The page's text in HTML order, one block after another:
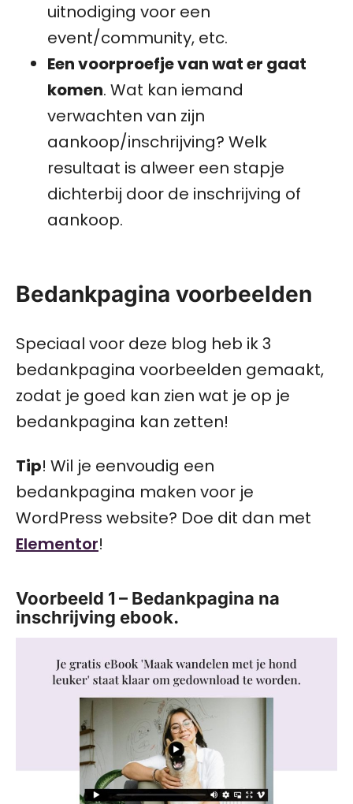
uitnodiging voor een
event/community, etc.
Een voorproefje van wat er gaat
komen. Wat kan iemand
verwachten van zijn
aankoop/inschrijving? Welk
resultaat is alweer een stapje
dichterbij door de inschrijving of
aankoop.
Bedankpagina voorbeelden
Speciaal voor deze blog heb ik 3
bedankpagina voorbeelden gemaakt,
zodat je goed kan zien wat je op je
bedankpagina kan zetten!
Tip! Wil je eenvoudig een
bedankpagina maken voor je
WordPress website? Doe dit dan met
Elementor!
Voorbeeld 1 – Bedankpagina na
inschrijving ebook.